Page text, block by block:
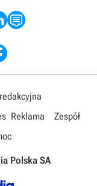
Reklama
Zespół
Polska SA